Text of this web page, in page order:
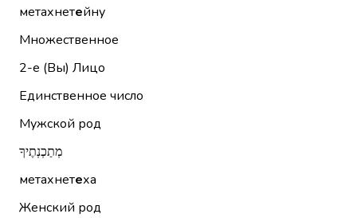
метахнетейну
Множественное
2-е (Вы) Лицо
Единственное число
Мужской род
מְתַכְנְתֶיךָ
метахнетеха
Женский род